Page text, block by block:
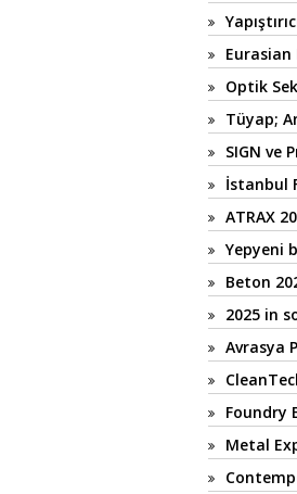
Eurasian
Optik
Tüyap;
SIGN ve
İstanbul
ATRAX
Yepyeni
Beton
2025 in
Avrasya
Foundry
Metal